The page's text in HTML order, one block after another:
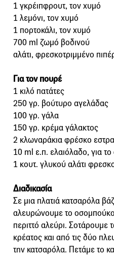
1 γκρέιπφρουτ, τον χυμό
1 λεμόνι, τον χυμό
1 πορτοκάλι, τον χυμό
700 ml ζωμό βοδινού
αλάτι, φρεσκοτριμμένο
Για τον πουρέ
1 κιλό πατάτες
250 γρ. βούτυρο αγελάδας
100 γρ. γάλα
150 γρ. κρέμα γάλακτος
2 κλωναράκια φρέσκο
10 ml ε.π. ελαιόλαδο, για το
1 κουτ. γλυκού αλάτι
Διαδικασία
Σε μια πλατιά κατσαρόλα
αλευρώνουμε το οσομπούκο
περιττό αλεύρι. Σοτάρουμε
κρέατος και από τις δύο
την κατσαρόλα. Πετάμε το